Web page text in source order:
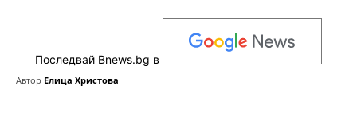
Последвай Bnews.bg в
Автор Елица Христова